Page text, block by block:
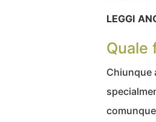
LEGGI
Quale
Chiunque